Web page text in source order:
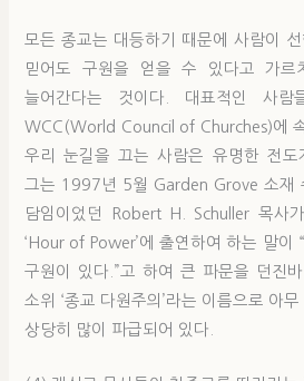
모든 종교는 대등하기 때문에 사람이
믿어도 구원을 얻을 수 있다고 가르
늘어간다는 것이다. 대표적인 사람
WCC(World Council of Churches)에
우리 눈길을 끄는 사람은 유명한 전도
그는 1997년 5월 Garden Grove 소재
담임이었던 Robert H. Schuller 목사
‘Hour of Power’에 출연하여 하는 말이
구원이 있다.”고 하여 큰 파문을 던진
소위 ‘종교 다원주의’라는 이름으로 아
상당히 많이 파급되어 있다.